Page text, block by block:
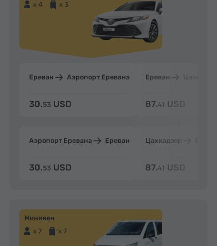
x 4
x 3
Ереван Аэропорт Еревана
30.53 USD
Аэропорт Еревана Ереван
30.53 USD
Ереван
87.41 USD
Цахкадзор
87.41 USD
Минивен
x 7
x 7